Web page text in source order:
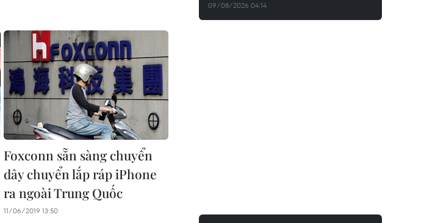
Foxconn sẵn sàng chuyển
dây chuyển lắp ráp iPhone
ra ngoài Trung Quốc
11/06/2019 13:50
09/08/2026 04:14